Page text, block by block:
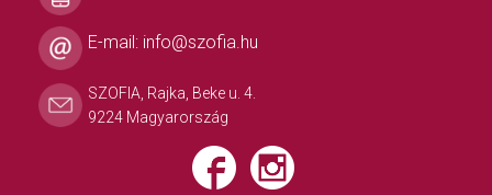
E-mail: info@szofia.hu
SZOFIA, Rajka, Beke u. 4.
9224 Magyarország